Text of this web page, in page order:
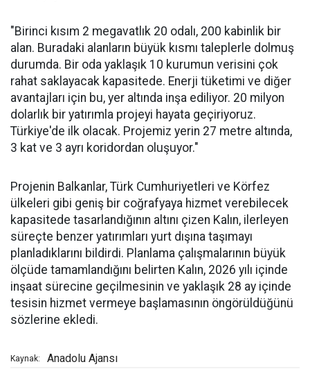
"Birinci kısım 2 megavatlık 20 odalı, 200 kabinlik bir
alan. Buradaki alanların büyük kısmı taleplerle dolmuş
durumda. Bir oda yaklaşık 10 kurumun verisini çok
rahat saklayacak kapasitede. Enerji tüketimi ve diğer
avantajları için bu, yer altında inşa ediliyor. 20 milyon
dolarlık bir yatırımla projeyi hayata geçiriyoruz.
Türkiye'de ilk olacak. Projemiz yerin 27 metre altında,
3 kat ve 3 ayrı koridordan oluşuyor."
Projenin Balkanlar, Türk Cumhuriyetleri ve Körfez
ülkeleri gibi geniş bir coğrafyaya hizmet verebilecek
kapasitede tasarlandığının altını çizen Kalın, ilerleyen
süreçte benzer yatırımları yurt dışına taşımayı
planladıklarını bildirdi. Planlama çalışmalarının büyük
ölçüde tamamlandığını belirten Kalın, 2026 yılı içinde
inşaat sürecine geçilmesinin ve yaklaşık 28 ay içinde
tesisin hizmet vermeye başlamasının öngörüldüğünü
sözlerine ekledi.
Kaynak: Anadolu Ajansı